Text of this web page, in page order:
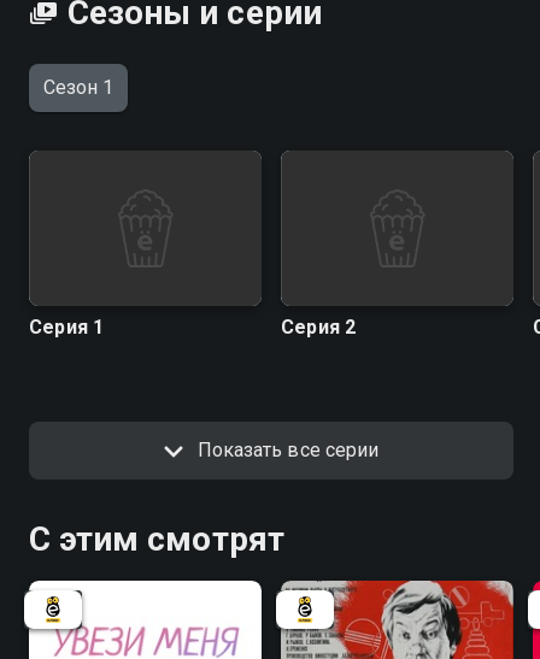
Сезоны и серии
Сезон 1
Серия 1 Серия 2
Показать все серии
С этим смотрят